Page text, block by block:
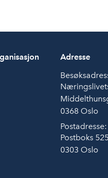
Adresse
0368 Oslo
Postadresse:
Postboks
0303 Oslo